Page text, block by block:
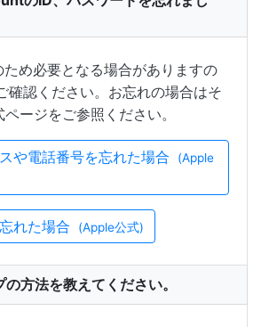
め必要となる場合がありますの
確認ください。お忘れの場合はそ
ージをご参照ください。
や電話番号を忘れた場合
(Apple
れた場合 (Apple公式)
方法を教えてください。